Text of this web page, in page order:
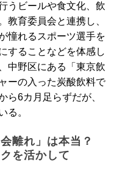
うビールや食文化、飲
教育委員会と連携し、
憧れるスポーツ選手を
することなどを体感し
中野区にある「東京飲
ーの入った炭酸飲料で
ら6カ月足らずだが、
る。
離れ」は本当？
を活かして